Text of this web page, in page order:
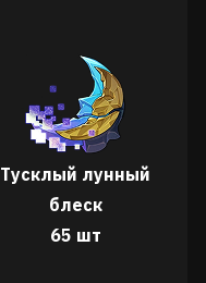
Тусклый лунный
блеск
65 шт